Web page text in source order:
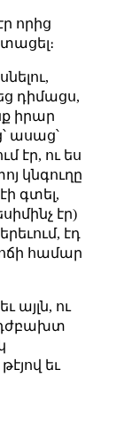
որից
դիմացս,
իրար
ասաց՝
էր, ու ես
կնգուղը
գտել,
էր)
էդ
ոճի համար
այլն, ու
դժբախտ
եւ